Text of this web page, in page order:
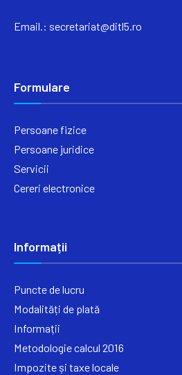
Email.: secretariat@ditl5.ro
Formulare
Persoane fizice
Persoane juridice
Servicii
Cereri electronice
Informații
Puncte de lucru
Modalități de plată
Informații
Metodologie calcul 2016
Impozite și taxe locale